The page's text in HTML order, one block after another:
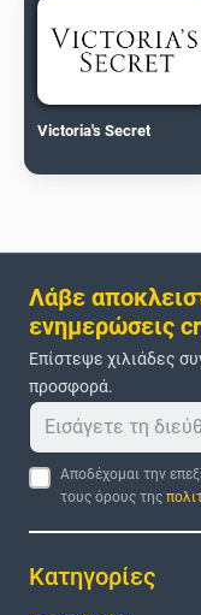
Victoria's Secret
Λάβε
ενημερώσεις
Επίστεψε χιλιάδες
προσφορά.
Αποδέχομαι την
τους όρους της
Κατηγορίες